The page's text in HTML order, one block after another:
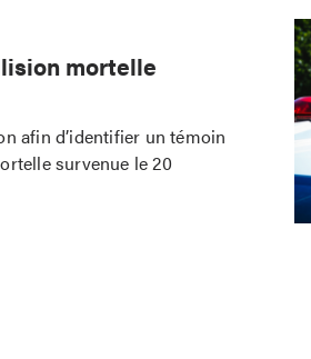
mortelle
afin d’identifier un témoin
survenue le 20